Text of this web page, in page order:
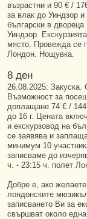
възрастни и 90 € /
за влак до Уиндзор
български в
Уиндзор.
място. Провежда се
Лондон. Нощувка.
8 ден
26.08.2025: Закуска.
Възможност за
доплащане 74 € /
до 16 г. Цената
и екскурзовод на
се заявява и
минимум 10
записваме до
ч. - 23:15 ч. полет
Добре е, ако
лондонските
записването Ви за
свършват около